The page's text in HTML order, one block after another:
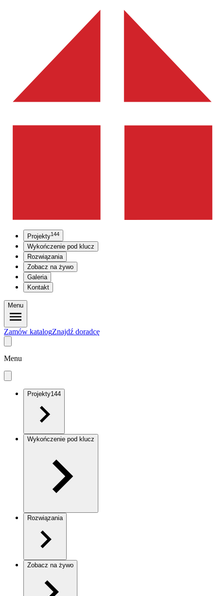
Projekty144
Wykończenie pod klucz
Rozwiązania
Zobacz na żywo
Galeria
Kontakt
Menu
Zamów katalogZnajdź doradcę
Menu
Projekty144
Wykończenie pod klucz
Rozwiązania
Zobacz na żywo